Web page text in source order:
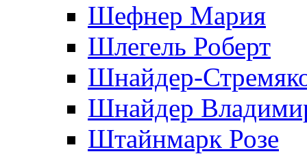
Шефнер Мария
Шлегель Роберт
Шнайдер-
Шнайдер
Штайнмарк Розe